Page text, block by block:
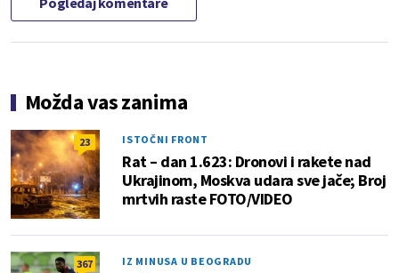
Možda vas zanima
23 ISTOČNI FRONT
Rat – dan 1.623: Dronovi i rakete nad
Ukrajinom, Moskva udara sve jače; Broj
mrtvih raste FOTO/VIDEO
367 IZ MINUSA U BEOGRADU